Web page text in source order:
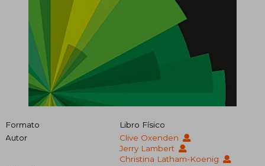
Formato
Libro Físico
Autor
Clive Oxenden
Jerry Lambert
Christina Latham-Koenig